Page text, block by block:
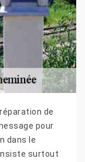
de
pour
dans le
surtout